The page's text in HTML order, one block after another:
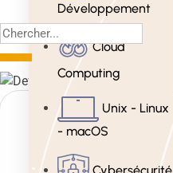
Développement
Cloud
Computing
Unix - Linux
- macOS